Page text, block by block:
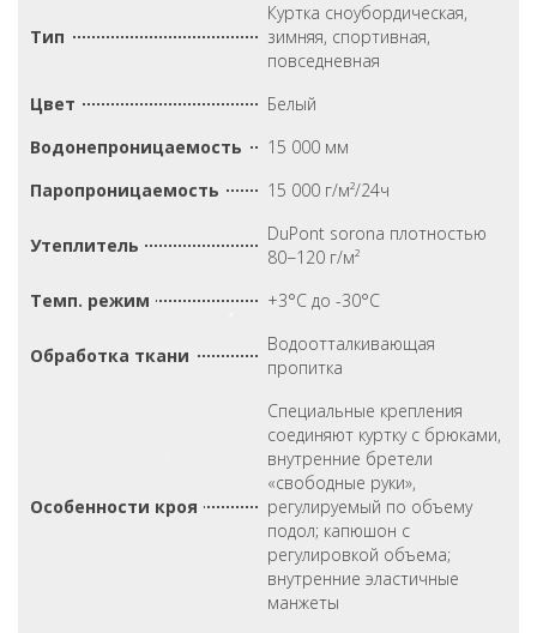
Тип
Куртка сноубордическая,
зимняя, спортивная,
повседневная
Цвет
Белый
Водонепроницаемость
15 000 мм
Паропроницаемость
15 000 г/м²/24ч
Утеплитель
DuPont sorona плотностью
80−120 г/м²
Темп. режим
+3°С до -30°С
Обработка ткани
Водоотталкивающая
пропитка
Особенности кроя
Специальные крепления
соединяют куртку с брюками,
внутренние бретели
«свободные руки»,
регулируемый по объему
подол; капюшон с
регулировкой объема;
внутренние эластичные
манжеты